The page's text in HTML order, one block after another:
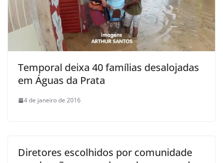
Temporal deixa 40 famílias desalojadas
em Águas da Prata
4 de janeiro de 2016
Diretores escolhidos por comunidade